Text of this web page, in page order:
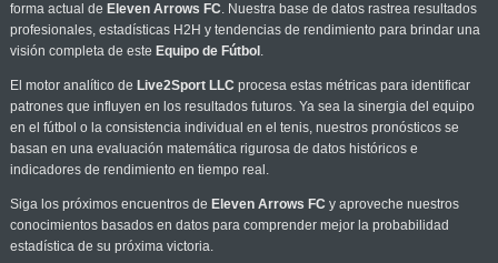
forma actual de Eleven Arrows FC. Nuestra base de datos rastrea resultados
profesionales, estadísticas H2H y tendencias de rendimiento para brindar una
visión completa de este Equipo de Fútbol .
El motor analítico de Live2Sport LLC procesa estas métricas para identificar
patrones que influyen en los resultados futuros. Ya sea la sinergia del equipo
en el fútbol o la consistencia individual en el tenis, nuestros pronósticos se
basan en una evaluación matemática rigurosa de datos históricos e
indicadores de rendimiento en tiempo real.
Siga los próximos encuentros de Eleven Arrows FC y aproveche nuestros
conocimientos basados en datos para comprender mejor la probabilidad
estadística de su próxima victoria.